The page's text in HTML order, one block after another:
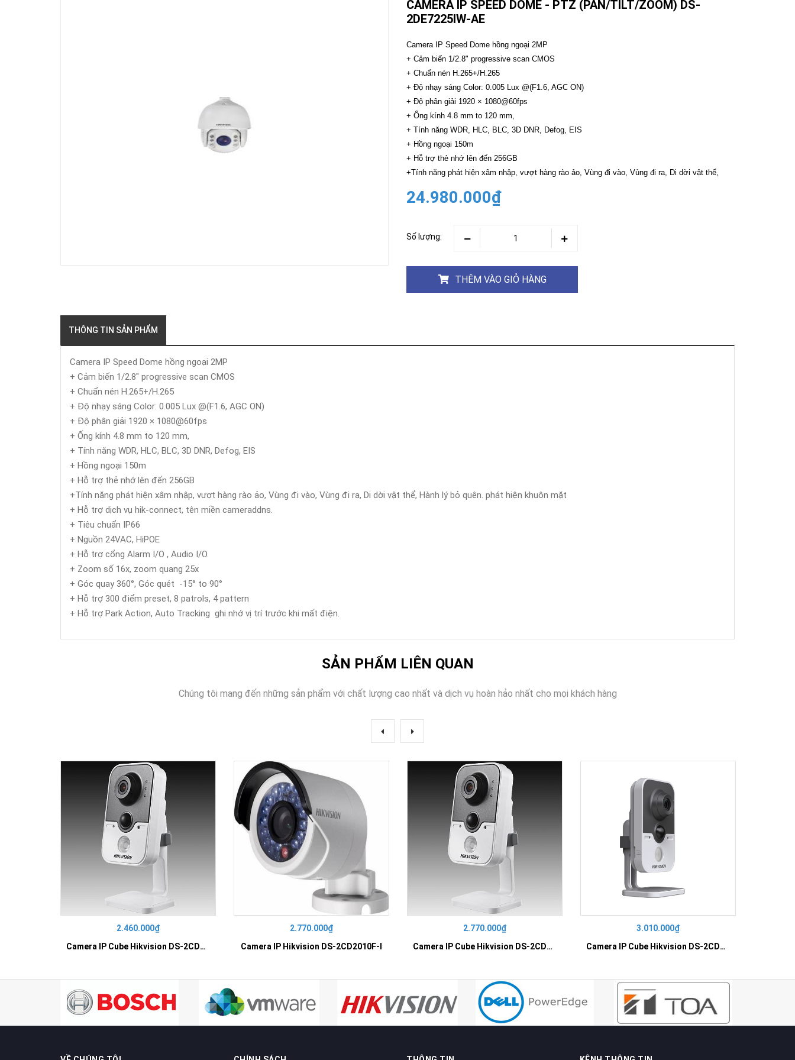
CAMERA
ĐỘNG
Hikvision
Camera
THIẾT
HỌP
TRỰC
TUYẾN
Maxhub
Màn
hình
M27
THÔNG
HOMEGY
Khóa
KHÓA
CAMERA IP SPEED DOME - PTZ (PAN/TILT/ZOOM) DS-
2DE7225IW-AE
Camera IP Speed Dome hồng ngoại 2MP
+ Cảm biến 1/2.8" progressive scan CMOS
+ Chuẩn nén H.265+/H.265
+ Độ nhạy sáng Color: 0.005 Lux @(F1.6, AGC ON)
+ Độ phân giải 1920 × 1080@60fps
+ Ống kính 4.8 mm to 120 mm,
+ Tính năng WDR, HLC, BLC, 3D DNR, Defog, EIS
+ Hồng ngoại 150m
+ Hỗ trợ thẻ nhớ lên đến 256GB
+Tính năng phát hiện xâm nhập, vượt hàng rào ảo, Vùng đi vào, Vùng đi ra, Di dời vật thể,
24.980.000₫
Số lượng:
THÊM VÀO GIỎ HÀNG
THÔNG TIN SẢN PHẨM
Camera IP Speed Dome hồng ngoại 2MP
+ Cảm biến 1/2.8" progressive scan CMOS
+ Chuẩn nén H.265+/H.265
+ Độ nhạy sáng Color: 0.005 Lux @(F1.6, AGC ON)
+ Độ phân giải 1920 × 1080@60fps
+ Ống kính 4.8 mm to 120 mm,
+ Tính năng WDR, HLC, BLC, 3D DNR, Defog, EIS
+ Hồng ngoại 150m
+ Hỗ trợ thẻ nhớ lên đến 256GB
+Tính năng phát hiện xâm nhập, vượt hàng rào ảo, Vùng đi vào, Vùng đi ra, Di dời vật thể, Hành lý bỏ quên. phát hiện khuôn mặt
+ Hỗ trợ dịch vụ hik-connect, tên miền cameraddns.
+ Tiêu chuẩn IP66
+ Nguồn 24VAC, HiPOE
+ Hỗ trợ cổng Alarm I/O , Audio I/O.
+ Zoom số 16x, zoom quang 25x
+ Góc quay 360°, Góc quét -15° to 90°
+ Hỗ trợ 300 điểm preset, 8 patrols, 4 pattern
+ Hỗ trợ Park Action, Auto Tracking ghi nhớ vị trí trước khi mất điện.
SẢN PHẨM LIÊN QUAN
Chúng tôi mang đến những sản phẩm với chất lượng cao nhất và dịch vụ hoàn hảo nhất cho mọi khách hàng
2.460.000₫
Camera IP Cube Hikvision DS-2CD2410F-I
2.770.000₫
Camera IP Hikvision DS-2CD2010F-I
2.770.000₫
Camera IP Cube Hikvision DS-2CD2410F-IW
3.010.000₫
Camera IP Cube Hikvision DS-2CD2420F-IW